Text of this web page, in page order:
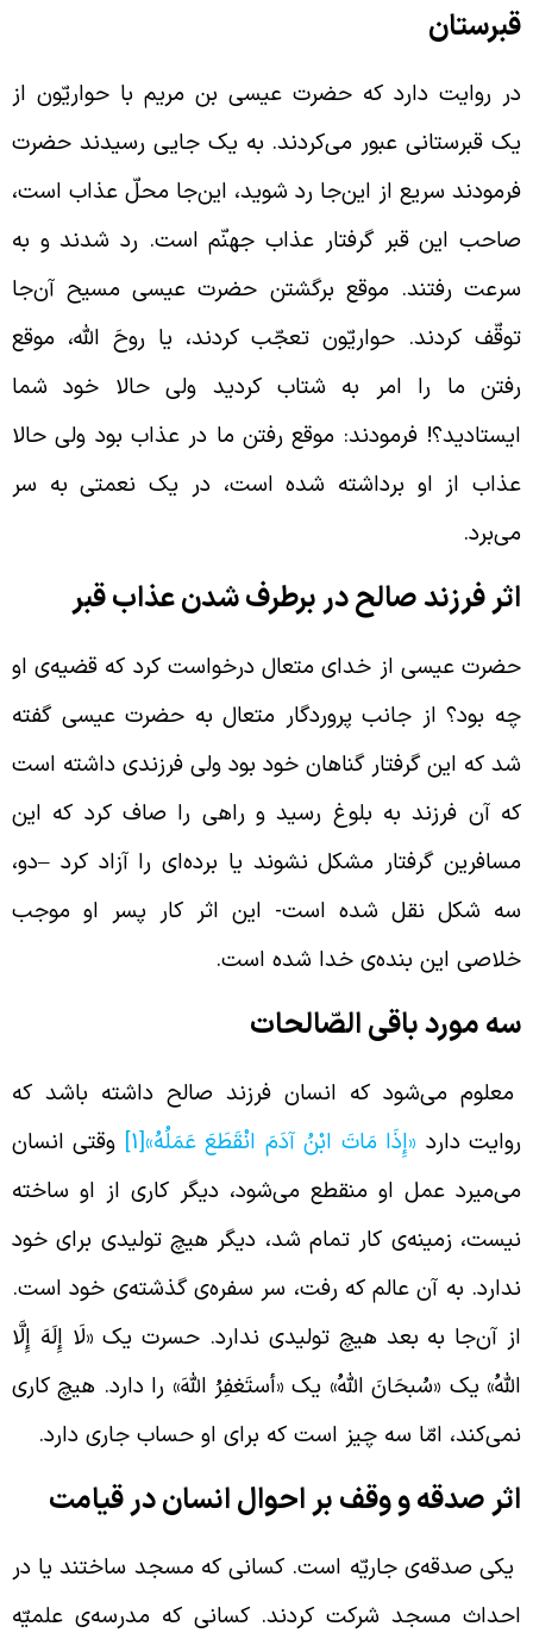
روایت دارد که حضرت عیسی بن مریم با حواریّون از
قبرستانی عبور می‌کردند. به یک جایی رسیدند حضرت
سریع از این‌جا رد شوید، این‌جا محلّ عذاب است،
این قبر گرفتار عذاب جهنّم است. رد شدند و به
رفتند. موقع برگشتن حضرت عیسی مسیح آن‌جا
کردند. حواریّون تعجّب کردند، یا روحَ الله، موقع
ما را امر به شتاب کردید ولی حالا خود شما
فرمودند: موقع رفتن ما در عذاب بود ولی حالا
از او برداشته شده است، در یک نعمتی به سر
فرزند صالح در برطرف شدن عذاب قبر
عیسی از خدای متعال درخواست کرد که قضیه‌ی او
بود؟ از جانب پروردگار متعال به حضرت عیسی گفته
که این گرفتار گناهان خود بود ولی فرزندی داشته است
آن فرزند به بلوغ رسید و راهی را صاف کرد که این
گرفتار مشکل نشوند یا برده‌ای را آزاد کرد– دو،
شکل نقل شده است- این اثر کار پسر او موجب
این بنده‌ی خدا شده است.
مورد باقی الصّالحات
می‌شود که انسان فرزند صالح داشته باشد که
دارد«إِذَا مَاتَ ابْنُ آدَمَ انْقَطَعَ عَمَلُهُ»[1] وقتی انسان
عمل او منقطع می‌شود، دیگر کاری از او ساخته
زمینه‌ی کار تمام شد، دیگر هیچ تولیدی برای خود
به آن عالم که رفت، سر سفره‌ی گذشته‌ی خود است.
آن‌جا به بعد هیچ تولیدی ندارد. حسرت یک «لَا إِلَهَ إِلَّا
یک «سُبحَانَ اللهُ» یک «أستَغفِرُ اللهَ» را دارد. هیچ کاری
امّا سه چیز است که برای او حساب جاری دارد.
صدقه و وقف بر احوال انسان در قیامت
صدقه‌ی جاریّه است. کسانی که مسجد ساختند یا در
مسجد شرکت کردند. کسانی که مدرسه‌ی علمیّه